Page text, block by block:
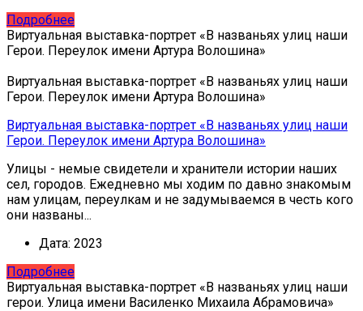
Подробнее
Виртуальная выставка-портрет «В названьях улиц наши
Герои. Переулок имени Артура Волошина»
Виртуальная выставка-портрет «В названьях улиц наши
Герои. Переулок имени Артура Волошина»
Виртуальная выставка-портрет «В названьях улиц наши
Герои. Переулок имени Артура Волошина»
Улицы - немые свидетели и хранители истории наших
сел, городов. Ежедневно мы ходим по давно знакомым
нам улицам, переулкам и не задумываемся в честь кого
они названы...
Дата: 2023
Подробнее
Виртуальная выставка-портрет «В названьях улиц наши
герои. Улица имени Василенко Михаила Абрамовича»